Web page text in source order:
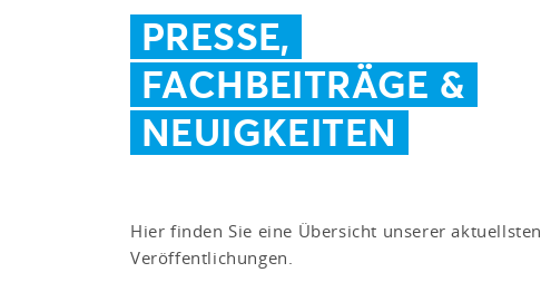
PRESSE,
FACHBEITRÄGE &
NEUIGKEITEN
Hier finden Sie eine Übersicht unserer aktuellsten
Veröffentlichungen.